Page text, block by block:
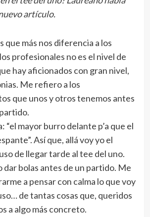
artículo.
que más nos diferencia a los
profesionales no es el nivel de
hay aficionados con gran nivel,
Me refiero a los
que unos y otros tenemos antes
“el mayor burro delante p’a que el
Así que, allá voy yo el
de llegar tarde al tee del uno.
dar bolas antes de un partido. Me
a pensar con calma lo que voy
de tantas cosas que, queridos
a algo más concreto.